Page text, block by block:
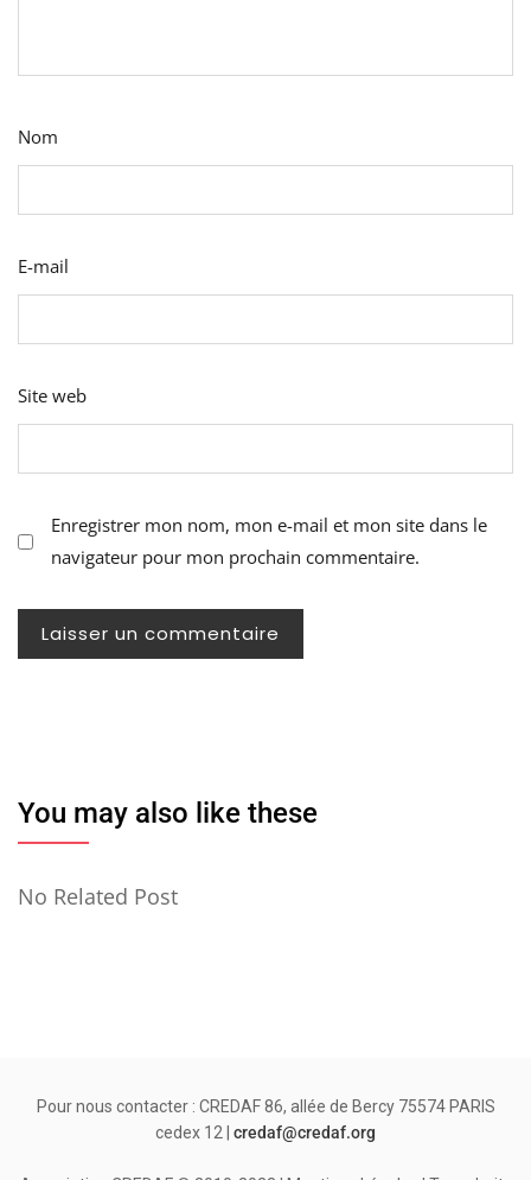
Nom
E-mail
Site web
Enregistrer mon nom, mon e-mail et mon site dans le
navigateur pour mon prochain commentaire.
You may also like these
No Related Post
Pour nous contacter : CREDAF 86, allée de Bercy 75574 PARIS
cedex 12 | credaf@credaf.org